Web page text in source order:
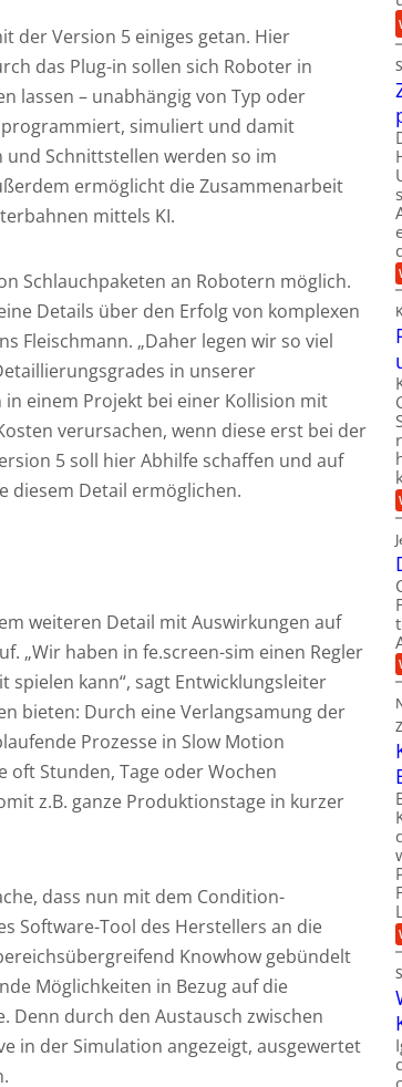
der Version 5 einiges getan. Hier
das Plug-in sollen sich Roboter in
lassen – unabhängig von Typ oder
simuliert und damit
Schnittstellen werden so im
ermöglicht die Zusammenarbeit
mittels KI.
Schlauchpaketen an Robotern möglich.
Details über den Erfolg von komplexen
Fleischmann. „Daher legen wir so viel
in unserer
einem Projekt bei einer Kollision mit
verursachen, wenn diese erst bei der
5 soll hier Abhilfe schaffen und auf
diesem Detail ermöglichen.
weiteren Detail mit Auswirkungen auf
„Wir haben in fe.screen-sim einen Regler
kann“, sagt Entwicklungsleiter
bieten: Durch eine Verlangsamung der
Prozesse in Slow Motion
oft Stunden, Tage oder Wochen
z.B. ganze Produktionstage in kurzer
dass nun mit dem Condition-
Software-Tool des Herstellers an die
Knowhow gebündelt
Möglichkeiten in Bezug auf die
Denn durch den Austausch zwischen
in der Simulation angezeigt, ausgewertet